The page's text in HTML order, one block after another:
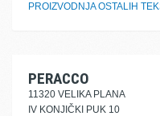
PROIZVODNJA OSTALIH
PERACCO
11320 VELIKA PLANA
IV KONJIČKI PUK 10